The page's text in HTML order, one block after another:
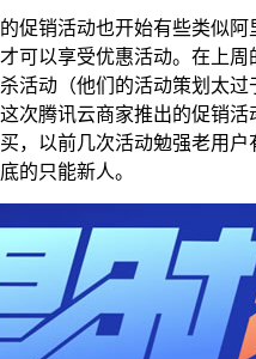
促销活动也开始有些类似阿
可以享受优惠活动。在上周
活动（他们的活动策划太过
次腾讯云商家推出的促销活
，以前几次活动勉强老用户
的只能新人。